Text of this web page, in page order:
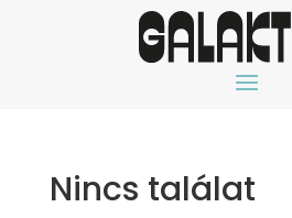
Nincs találat